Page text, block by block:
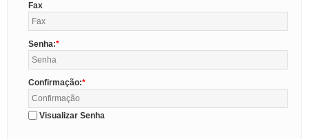
Fax
Senha:
Confirmação:
Visualizar Senha